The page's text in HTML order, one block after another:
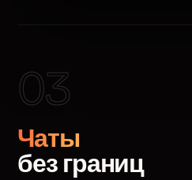
03
Чаты
без границ